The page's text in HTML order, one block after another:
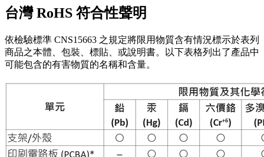
台灣 RoHS 符合性聲明
依檢驗標準 CNS15663 之規定將限用物質含有情況標示於表列
商品之本體、包裝、標貼、或說明書。以下表格列出了產品中
可能包含的有害物質的名稱和含量。